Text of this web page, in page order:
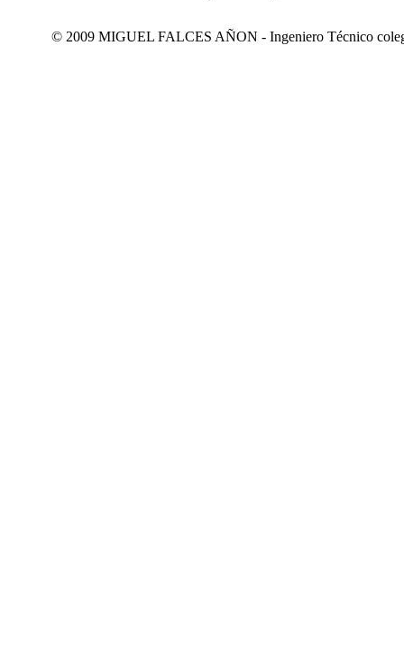
© 2009 MIGUEL FALCES AÑON - Ingeniero Técnico